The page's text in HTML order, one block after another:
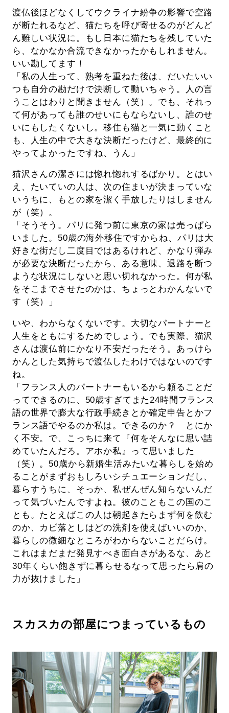
渡仏後ほどなくしてウクライナ紛争の影響で空路
が断たれるなど、猫たちを呼び寄せるのがどんど
ん難しい状況に。もし日本に猫たちを残していた
ら、なかなか合流できなかったかもしれません。
いい勘してます！
「私の人生って、熟考を重ねた後は、だいたいい
つも自分の勘だけで決断して動いちゃう。人の言
うことはわりと聞きません（笑）。でも、それっ
て何があっても誰のせいにもならないし、誰のせ
いにもしたくないし。移住も猫と一気に動くこと
も、人生の中で大きな決断だったけど、最終的に
やってよかったですね、うん」
猫沢さんの潔さには惚れ惚れするばかり。とはい
え、たいていの人は、次の住まいが決まっていな
いうちに、もとの家を潔く手放したりはしません
が（笑）。
「そうそう。パリに発つ前に東京の家は売っぱら
いました。50歳の海外移住ですからね、パリは大
好きな街だし二度目ではあるけれど、かなり弾み
が必要な決断だったから、ある意味、退路を断つ
ような状況にしないと思い切れなかった。何が私
をそこまでさせたのかは、ちょっとわかんないで
す（笑）」
いや、わからなくないです。大切なパートナーと
人生をともにするためでしょう。でも実際、猫沢
さんは渡仏前にかなり不安だったそう。あっけら
かんとした気持ちで渡仏したわけではないのです
ね。
「フランス人のパートナーもいるから頼ることだ
ってできるのに、50歳すぎてまた24時間フランス
語の世界で膨大な行政手続きとか確定申告とかフ
ランス語でやるのか私は。できるのか？ とにか
く不安。で、こっちに来て『何をそんなに思い詰
めていたんだろ。アホか私』って思いました
（笑）。50歳から新婚生活みたいな暮らしを始め
ることがまずおもしろいシチュエーションだし、
暮らすうちに、そっか、私ぜんぜん知らないんだ
って気づいたんですよね。彼のこともこの国のこ
とも。たとえばこの人は朝起きたらまず何を飲む
のか、カビ落としはどの洗剤を使えばいいのか、
暮らしの微細なところがわからないことだらけ。
これはまだまだ発見すべき面白さがあるな、あと
30年くらい飽きずに暮らせるなって思ったら肩の
力が抜けました」
スカスカの部屋につまっているもの